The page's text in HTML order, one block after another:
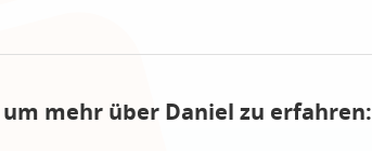
mehr über Daniel zu erfahren: